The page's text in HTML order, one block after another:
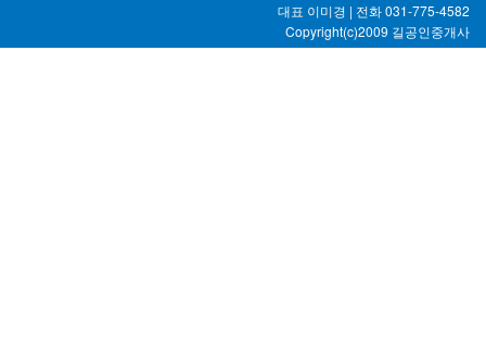
대표 이미경 | 전화 031-775-4582
Copyright(c)2009 길공인중개사